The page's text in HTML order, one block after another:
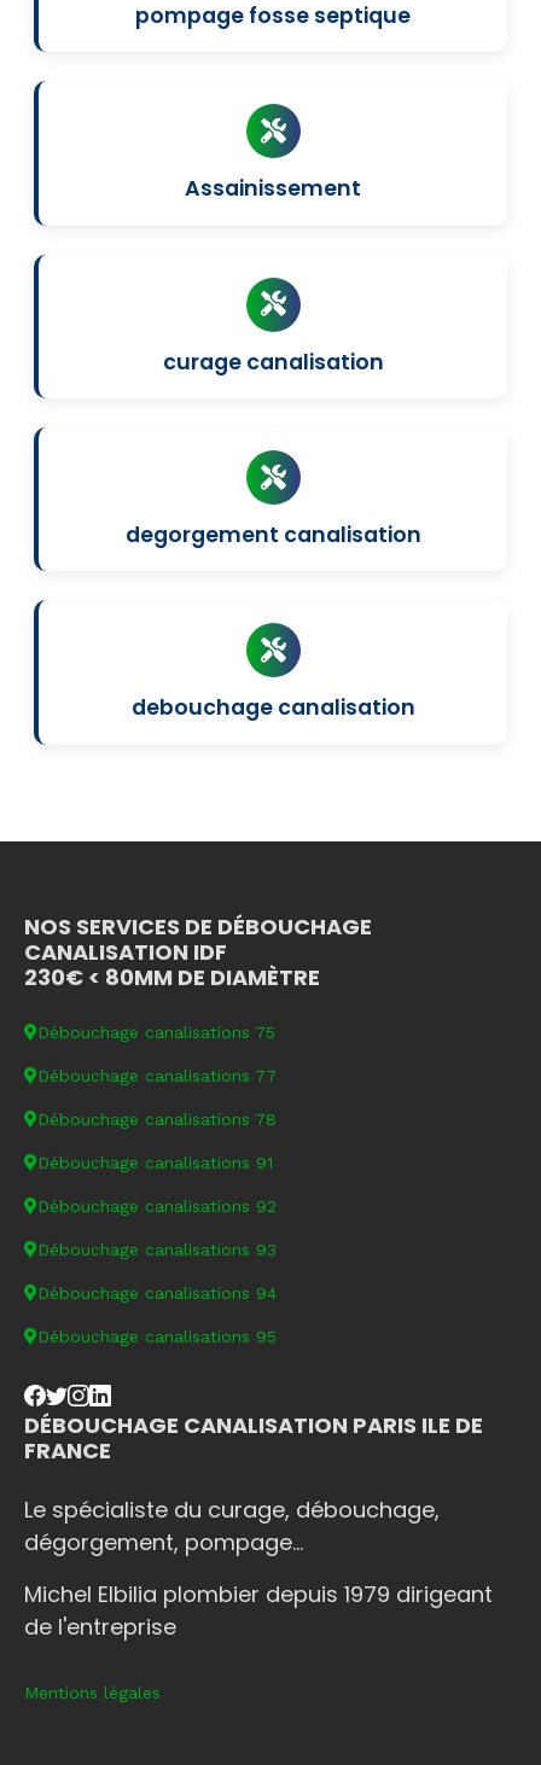
pompage fosse septique
Assainissement
curage canalisation
degorgement canalisation
debouchage canalisation
NOS SERVICES DE DÉBOUCHAGE
CANALISATION IDF
230€ < 80MM DE DIAMÈTRE
Débouchage canalisations 75
Débouchage canalisations 77
Débouchage canalisations 78
Débouchage canalisations 91
Débouchage canalisations 92
Débouchage canalisations 93
Débouchage canalisations 94
Débouchage canalisations 95
DÉBOUCHAGE CANALISATION PARIS ILE DE
FRANCE
Le spécialiste du curage, débouchage,
dégorgement, pompage...
Michel Elbilia plombier depuis 1979 dirigeant
de l'entreprise
Mentions légales